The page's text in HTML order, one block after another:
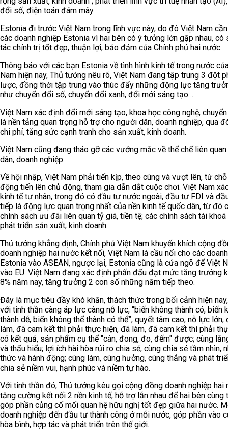
đổi số, điện toán đám mây.
Estonia đi trước Việt Nam trong lĩnh vực này, do đó Việt Nam
các doanh nghiệp Estonia vì hai bên có ý tưởng lớn gặp nhau, có
tác chính trị tốt đẹp, thuận lợi, bảo đảm của Chính phủ hai nước.
Thông báo với các bạn Estonia về tình hình kinh tế trong nước
Nam hiện nay, Thủ tướng nêu rõ, Việt Nam đang tập trung 3 đột
lược, đồng thời tập trung vào thúc đẩy những động lực tăng
như chuyển đổi số, chuyển đổi xanh, đổi mới sáng tạo…
Việt Nam xác định đổi mới sáng tạo, khoa học công nghệ,
là nền tảng quan trọng hỗ trợ cho người dân, doanh nghiệp, qua
chi phí, tăng sức cạnh tranh cho sản xuất, kinh doanh.
Việt Nam cũng đang tháo gỡ các vướng mắc về thể chế liên
dân, doanh nghiệp.
Về hội nhập, Việt Nam phải tiến kịp, theo cùng và vượt lên, từ
động tiến lên chủ động, tham gia dẫn dắt cuộc chơi. Việt Nam
kinh tế tư nhân, trong đó có đầu tư nước ngoài, đầu tư FDI và
tiếp là động lực quan trọng nhất của nền kinh tế quốc dân, từ đó
chính sách ưu đãi liên quan tỷ giá, tiền tệ; các chính sách tài
phát triển sản xuất, kinh doanh.
Thủ tướng khẳng định, Chính phủ Việt Nam khuyến khích cộng
doanh nghiệp hai nước kết nối, Việt Nam là cầu nối cho các
Estonia vào ASEAN, ngược lại, Estonia cũng là cửa ngõ để Việt
vào EU. Việt Nam đang xác định phấn đấu đạt mức tăng trưởng
8% năm nay, tăng trưởng 2 con số những năm tiếp theo.
Đây là mục tiêu đầy khó khăn, thách thức trong bối cảnh hiện
với tinh thần càng áp lực càng nỗ lực, “biến không thành có, biến
thành dễ, biến không thể thành có thể”, quyết tâm cao, nỗ lực lớn,
làm, đã cam kết thì phải thực hiện, đã làm, đã cam kết thì phải
có kết quả, sản phẩm cụ thể "cân, đong, đo, đếm" được; cùng
và thấu hiểu; lợi ích hài hòa rủi ro chia sẻ; cùng chia sẻ tầm nhìn,
thức và hành động; cùng làm, cùng hưởng, cùng thắng và phát
chia sẻ niềm vui, hạnh phúc và niềm tự hào.
Với tinh thần đó, Thủ tướng kêu gọi cộng đồng doanh nghiệp hai
tăng cường kết nối 2 nền kinh tế, hỗ trợ lẫn nhau để hai bên cùng
góp phần củng cố mối quan hệ hữu nghị tốt đẹp giữa hai nước.
doanh nghiệp đến đầu tư thành công ở mỗi nước, góp phần vào
hòa bình, hợp tác và phát triển trên thế giới.